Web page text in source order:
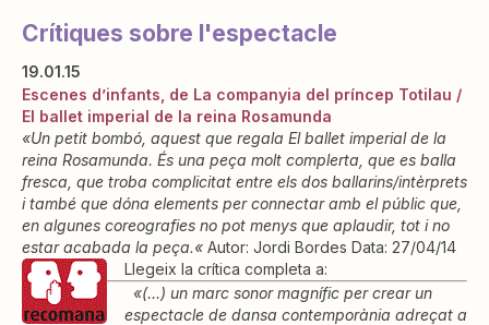
Crítiques sobre l'espectacle
19.01.15
Escenes d’infants, de La companyia del príncep Totilau /
El ballet imperial de la reina Rosamunda
«Un petit bombó, aquest que regala El ballet imperial de la
reina Rosamunda. És una peça molt complerta, que es balla
fresca, que troba complicitat entre els dos ballarins/intèrprets
i també que dóna elements per connectar amb el públic que,
en algunes coreografies no pot menys que aplaudir, tot i no
estar acabada la peça.« Autor: Jordi Bordes Data: 27/04/14
Llegeix la crítica completa a:
«(…) un marc sonor magnífic per crear un
espectacle de dansa contemporània adreçat a